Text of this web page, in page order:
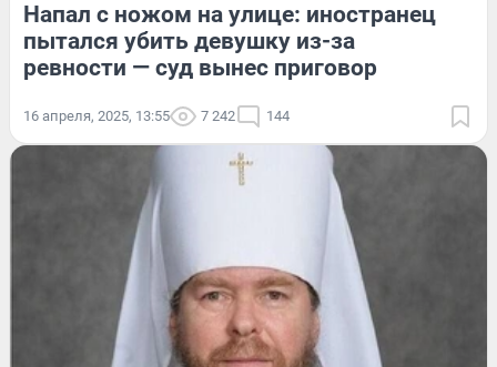
Напал с ножом на улице: иностранец
пытался убить девушку из-за
ревности — суд вынес приговор
16 апреля, 2025, 13:55 7 242 144